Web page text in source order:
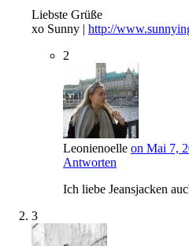
Liebste Grüße
xo Sunny | http://
2
Leonienoelle on Mai 7,
Antworten
Ich liebe Jeansjacken
3